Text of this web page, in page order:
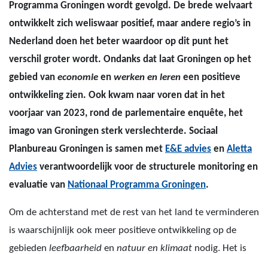
Programma Groningen wordt gevolgd. De brede welvaart
ontwikkelt zich weliswaar positief, maar andere regio’s in
Nederland doen het beter waardoor op dit punt het
verschil groter wordt. Ondanks dat laat Groningen op het
gebied van economie en werken en leren een positieve
ontwikkeling zien. Ook kwam naar voren dat in het
voorjaar van 2023, rond de parlementaire enquête, het
imago van Groningen sterk verslechterde. Sociaal
Planbureau Groningen is samen met E&E advies en Aletta
Advies verantwoordelijk voor de structurele monitoring en
evaluatie van Nationaal Programma Groningen.
Om de achterstand met de rest van het land te verminderen
is waarschijnlijk ook meer positieve ontwikkeling op de
gebieden leefbaarheid en natuur en klimaat nodig. Het is